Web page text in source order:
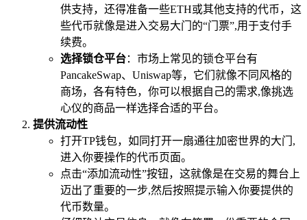
供支持，还得准备一些ETH或其他支持的代币，这
些代币就像是进入交易大门的“门票”,用于支付手
续费。
选择锁仓平台：市场上常见的锁仓平台有
PancakeSwap、Uniswap等，它们就像不同风格的
商场，各有特色，你可以根据自己的需求,像挑选
心仪的商品一样选择合适的平台。
提供流动性
打开TP钱包，如同打开一扇通往加密世界的大门,
进入你要操作的代币页面。
点击“添加流动性”按钮，这就像是在交易的舞台上
迈出了重要的一步,然后按照提示输入你要提供的
代币数量。